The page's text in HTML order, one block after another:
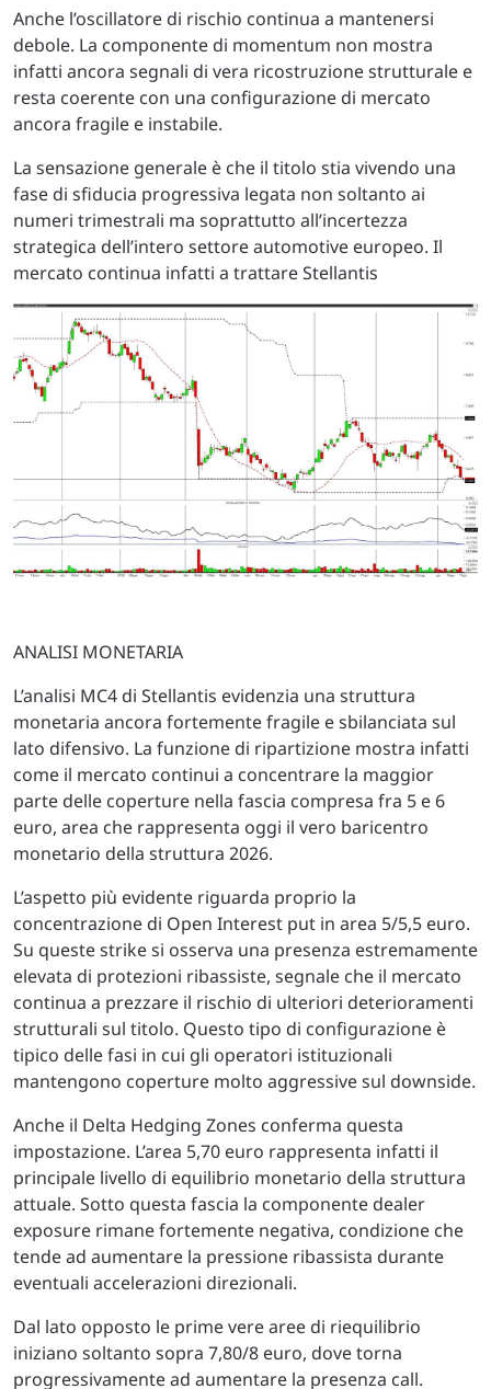
Anche l’oscillatore di rischio continua a mantenersi
debole. La componente di momentum non mostra
infatti ancora segnali di vera ricostruzione strutturale e
resta coerente con una configurazione di mercato
ancora fragile e instabile.
La sensazione generale è che il titolo stia vivendo una
fase di sfiducia progressiva legata non soltanto ai
numeri trimestrali ma soprattutto all’incertezza
strategica dell’intero settore automotive europeo. Il
mercato continua infatti a trattare Stellantis
ANALISI MONETARIA
L’analisi MC4 di Stellantis evidenzia una struttura
monetaria ancora fortemente fragile e sbilanciata sul
lato difensivo. La funzione di ripartizione mostra infatti
come il mercato continui a concentrare la maggior
parte delle coperture nella fascia compresa fra 5 e 6
euro, area che rappresenta oggi il vero baricentro
monetario della struttura 2026.
L’aspetto più evidente riguarda proprio la
concentrazione di Open Interest put in area 5/5,5 euro.
Su queste strike si osserva una presenza estremamente
elevata di protezioni ribassiste, segnale che il mercato
continua a prezzare il rischio di ulteriori deterioramenti
strutturali sul titolo. Questo tipo di configurazione è
tipico delle fasi in cui gli operatori istituzionali
mantengono coperture molto aggressive sul downside.
Anche il Delta Hedging Zones conferma questa
impostazione. L’area 5,70 euro rappresenta infatti il
principale livello di equilibrio monetario della struttura
attuale. Sotto questa fascia la componente dealer
exposure rimane fortemente negativa, condizione che
tende ad aumentare la pressione ribassista durante
eventuali accelerazioni direzionali.
Dal lato opposto le prime vere aree di riequilibrio
iniziano soltanto sopra 7,80/8 euro, dove torna
progressivamente ad aumentare la presenza call.